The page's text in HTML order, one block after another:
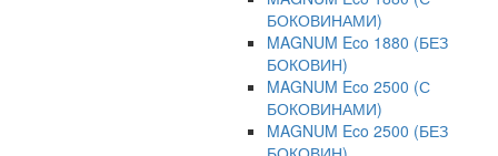
БОКОВИНАМИ)
MAGNUM Eco 1880 (БЕЗ
БОКОВИН)
MAGNUM Eco 2500 (С
БОКОВИНАМИ)
MAGNUM Eco 2500 (БЕЗ